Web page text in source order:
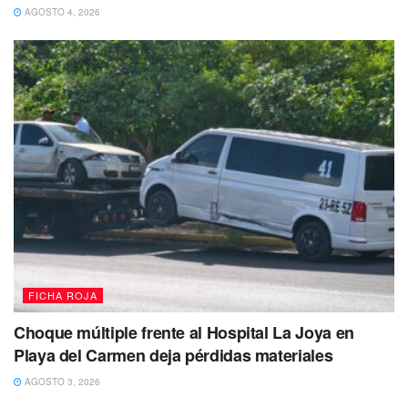
vehículo Nissan Versa, sobre la avenida Lilis,
mencionado fraccionamiento, entre sus pertenencias se
les encontró7 envoltorios con marihuana, 8 con la
droga llamada piedra, 10 con el narcótico conocido
como cristal y 1 con cocaína.
AGOSTO 4, 2026
FICHA ROJA
Choque múltiple frente al Hospital La Joya en
Playa del Carmen deja pérdidas materiales
AGOSTO 3, 2026